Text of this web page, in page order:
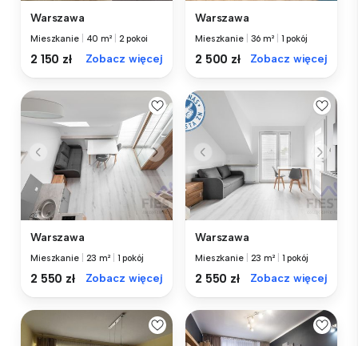
Warszawa
Mieszkanie 40 m² 2 pokoi
2 150 zł Zobacz więcej
Warszawa
Mieszkanie 36 m² 1 pokój
2 500 zł Zobacz więcej
Warszawa
Mieszkanie 23 m² 1 pokój
2 550 zł Zobacz więcej
Warszawa
Mieszkanie 23 m² 1 pokój
2 550 zł Zobacz więcej